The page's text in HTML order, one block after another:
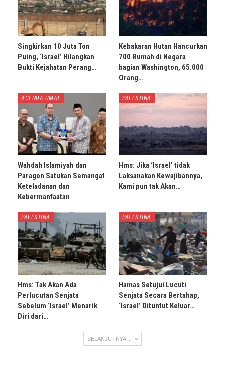
Singkirkan 10 Juta Ton
Puing, ‘Israel’ Hilangkan
Bukti Kejahatan Perang…
Kebakaran Hutan Hancurkan
700 Rumah di Negara
bagian Washington, 65.000
Orang…
AGENDA UMAT
Wahdah Islamiyah dan
Paragon Satukan Semangat
Keteladanan dan
Kebermanfaatan
PALESTINA
Hms: Jika ‘Israel’ tidak
Laksanakan Kewajibannya,
Kami pun tak Akan…
PALESTINA
Hms: Tak Akan Ada
Perlucutan Senjata
Sebelum ‘Israel’ Menarik
Diri dari…
PALESTINA
Hamas Setujui Lucuti
Senjata Secara Bertahap,
‘Israel’ Dituntut Keluar…
SELANJUTNYA ...